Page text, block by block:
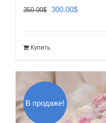
350.00$
Первоначальная
300.00$Текущая
Купить
В продаже!